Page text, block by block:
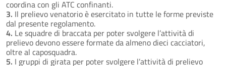
coordina con gli ATC confinanti.
3. Il prelievo venatorio è esercitato in tutte le forme previste
dal presente regolamento.
4. Le squadre di braccata per poter svolgere l’attività di
prelievo devono essere formate da almeno dieci cacciatori,
oltre al caposquadra.
5. I gruppi di girata per poter svolgere l’attività di prelievo